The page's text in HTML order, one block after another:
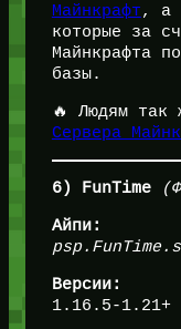
Майнкрафт, а
которые за
Майнкрафта
базы.
🔥 Людям так
Сервера
6) FunTime
Айпи:
Версии:
1.16.5-1.21+